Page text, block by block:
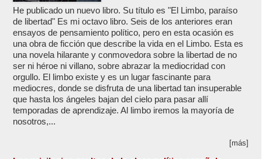
He publicado un nuevo libro. Su título es "El Limbo, paraíso
de libertad" Es mi octavo libro. Seis de los anteriores eran
ensayos de pensamiento político, pero en esta ocasión es
una obra de ficción que describe la vida en el Limbo. Esta es
una novela hilarante y conmovedora sobre la libertad de no
ser ni héroe ni villano, sobre abrazar la mediocridad con
orgullo. El limbo existe y es un lugar fascinante para
mediocres, donde se disfruta de una libertad tan insuperable
que hasta los ángeles bajan del cielo para pasar allí
temporadas de aprendizaje. Al limbo iremos la mayoría de
nosotros,...
[más]